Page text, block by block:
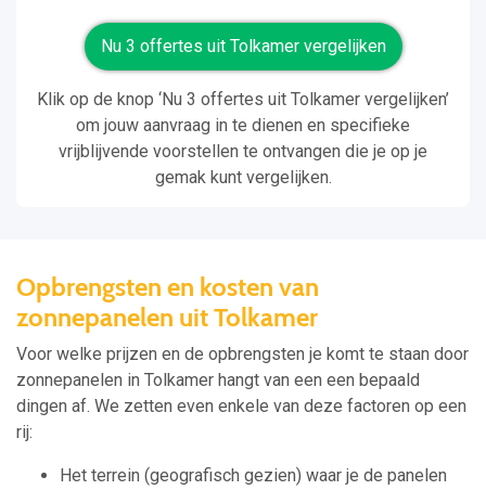
Nu 3 offertes uit Tolkamer vergelijken
Klik op de knop ‘Nu 3 offertes uit Tolkamer vergelijken’
om jouw aanvraag in te dienen en specifieke
vrijblijvende voorstellen te ontvangen die je op je
gemak kunt vergelijken.
Opbrengsten en kosten van
zonnepanelen uit Tolkamer
Voor welke prijzen en de opbrengsten je komt te staan door
zonnepanelen in Tolkamer hangt van een een bepaald
dingen af. We zetten even enkele van deze factoren op een
rij:
Het terrein (geografisch gezien) waar je de panelen